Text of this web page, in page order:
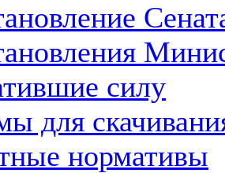
силу
для
нормативы